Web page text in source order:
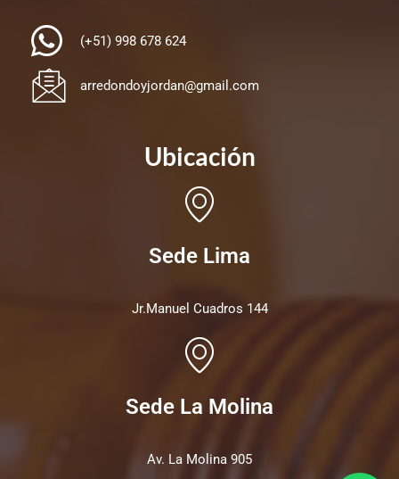
(+51) 998 678 624
arredondoyjordan@gmail.com
Ubicación
Sede Lima
Jr.Manuel Cuadros 144
Sede La Molina
Av. La Molina 905